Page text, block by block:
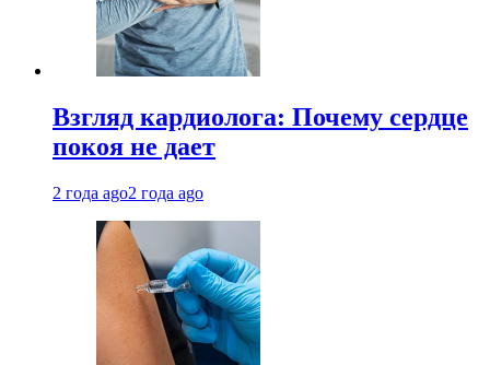
Взгляд кардиолога: Почему сердце
покоя не дает
2 года ago2 года ago